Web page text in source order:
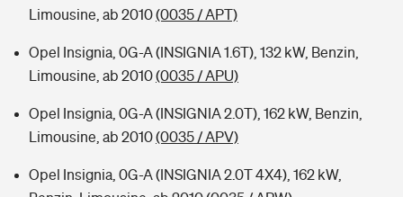
Limousine, ab 2010(0035 / APT)
Opel Insignia, 0G-A (INSIGNIA 1.6T), 132 kW, Benzin,
Limousine, ab 2010(0035 / APU)
Opel Insignia, 0G-A (INSIGNIA 2.0T), 162 kW, Benzin,
Limousine, ab 2010(0035 / APV)
Opel Insignia, 0G-A (INSIGNIA 2.0T 4X4), 162 kW,